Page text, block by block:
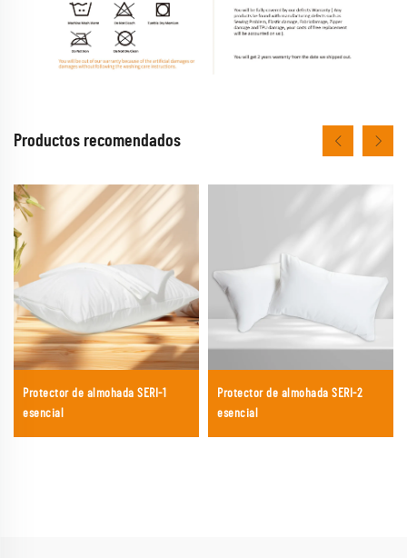
Productos recomendados
Protector de almohada SERI-1
esencial
Protector de almohada SERI-2
esencial